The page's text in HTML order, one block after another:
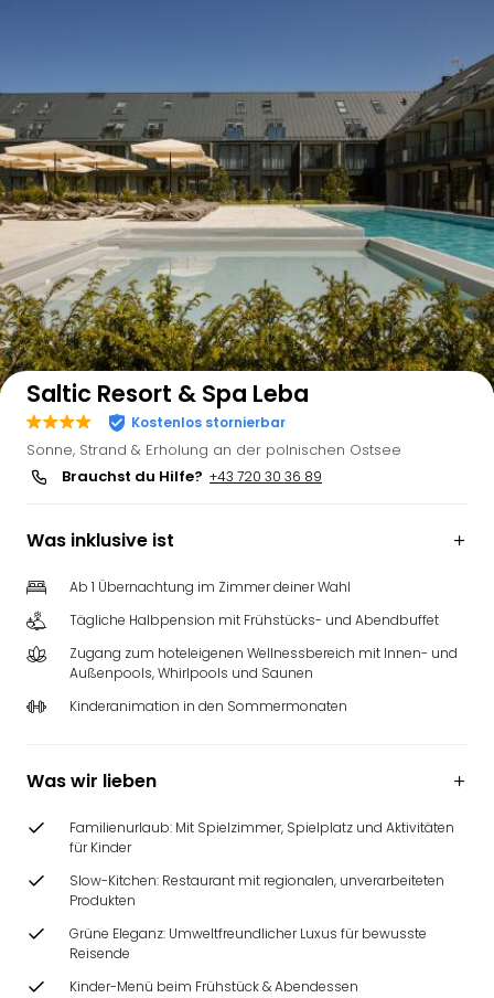
Auf der Karte anzeigen
Saltic Resort & Spa Leba
Kostenlos stornierbar
Sonne, Strand & Erholung an der polnischen Ostsee
Brauchst du Hilfe? +43 720 30 36 89
Was inklusive ist
Ab 1 Übernachtung im Zimmer deiner Wahl
Tägliche Halbpension mit Frühstücks- und Abendbuffet
Zugang zum hoteleigenen Wellnessbereich mit Innen- und
Außenpools, Whirlpools und Saunen
Kinderanimation in den Sommermonaten
Was wir lieben
Familienurlaub: Mit Spielzimmer, Spielplatz und Aktivitäten
für Kinder
Slow-Kitchen: Restaurant mit regionalen, unverarbeiteten
Produkten
Grüne Eleganz: Umweltfreundlicher Luxus für bewusste
Reisende
Kinder-Menü beim Frühstück & Abendessen